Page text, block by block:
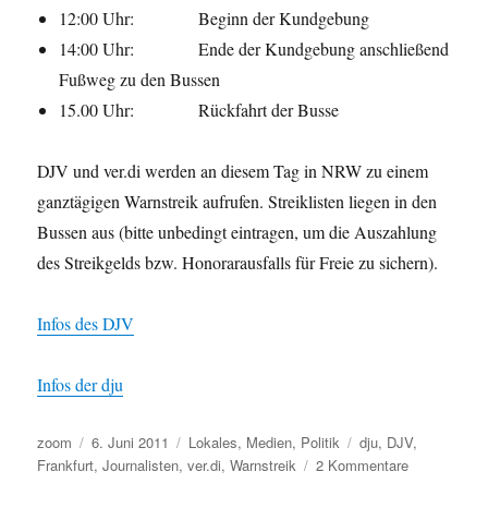
12:00 Uhr: Beginn der Kundgebung
14:00 Uhr: Ende der Kundgebung anschließend
Fußweg zu den Bussen
15.00 Uhr: Rückfahrt der Busse
DJV und ver.di werden an diesem Tag in NRW zu einem
ganztägigen Warnstreik aufrufen. Streiklisten liegen in den
Bussen aus (bitte unbedingt eintragen, um die Auszahlung
des Streikgelds bzw. Honorarausfalls für Freie zu sichern).
Infos des DJV
Infos der dju
Autor
zoom
Veröffentlicht
am
6. Juni 2011 Kategorien
Lokales, Medien, Politik Schlagwörter
dju, DJV,
Frankfurt,Journalisten,ver.di,Warnstreik 2 Kommentarezu